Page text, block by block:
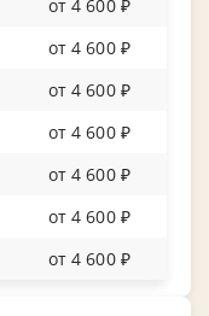
от 4 600 ₽
от 4 600 ₽
от 4 600 ₽
от 4 600 ₽
от 4 600 ₽
от 4 600 ₽
от 4 600 ₽